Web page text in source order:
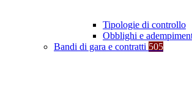
Tipologie di controllo
Obblighi e
Bandi di gara e contratti 505